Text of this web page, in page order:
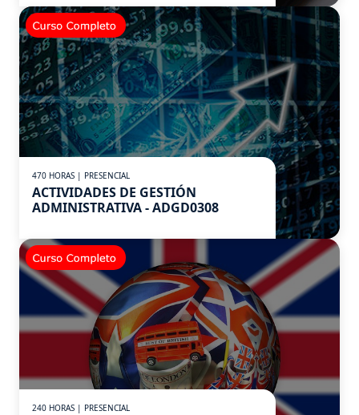
470 HORAS | PRESENCIAL
ACTIVIDADES DE GESTIÓN
ADMINISTRATIVA - ADGD0308
240 HORAS | PRESENCIAL